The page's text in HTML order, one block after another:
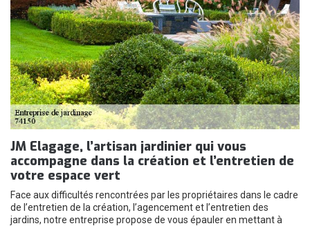
JM Elagage, l’artisan jardinier qui vous
accompagne dans la création et l’entretien de
votre espace vert
Face aux difficultés rencontrées par les propriétaires dans le cadre
de l’entretien de la création, l’agencement et l’entretien des
jardins, notre entreprise propose de vous épauler en mettant à